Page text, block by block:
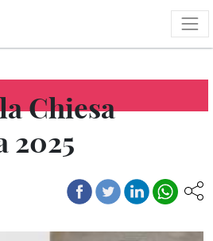
Chiesa
2025